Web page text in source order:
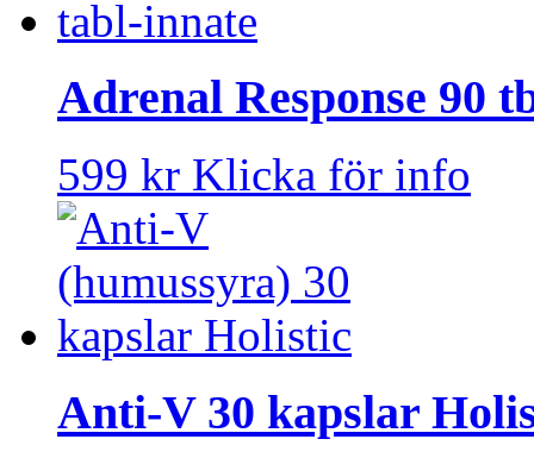
Adrenal Response 90
599 kr Klicka för info
Anti-V 30 kapslar